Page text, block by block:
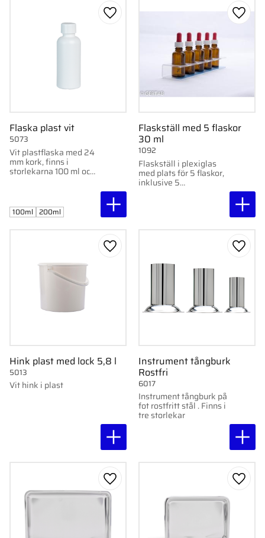
Flaska plast vit
Vit plastflaska med 24
mm kork, finns i
storlekarna 100 ml och
5073
Lägg till i favoriter
100ml 200ml
Flaskställ med 5 flaskor
30 ml
Flaskställ i plexiglas
med plats för 5 flaskor,
inklusive 5
1092
Lägg
Hink plast med lock 5,8 l
Vit hink i plast
5013
Lägg till i favoriter
Instrument tångburk
Rostfri
Instrument tångburk på
fot rostfritt stål . Finns i
tre storlekar
6017
Lägg
Lägg till i favoriter Lägg